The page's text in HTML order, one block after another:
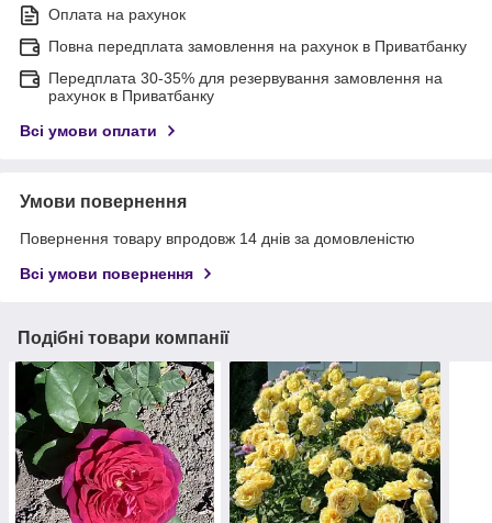
Оплата на рахунок
Повна передплата замовлення на рахунок в Приватбанку
Передплата 30-35% для резервування замовлення на
рахунок в Приватбанку
Всі умови оплати
Умови повернення
Повернення товару впродовж 14 днів за домовленістю
Всі умови повернення
Подібні товари компанії